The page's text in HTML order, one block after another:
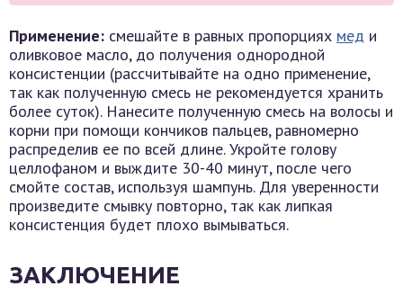
Применение: смешайте в равных пропорциях мед и
оливковое масло, до получения однородной
консистенции (рассчитывайте на одно применение,
так как полученную смесь не рекомендуется хранить
более суток). Нанесите полученную смесь на волосы и
корни при помощи кончиков пальцев, равномерно
распределив ее по всей длине. Укройте голову
целлофаном и выждите 30-40 минут, после чего
смойте состав, используя шампунь. Для уверенности
произведите смывку повторно, так как липкая
консистенция будет плохо вымываться.
ЗАКЛЮЧЕНИЕ